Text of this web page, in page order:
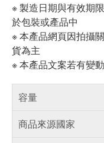
※ 製造日期與有效期
於包裝或產品中
※ 本產品網頁因拍攝
貨為主
※ 本產品文案若有變
容量
商品來源國家